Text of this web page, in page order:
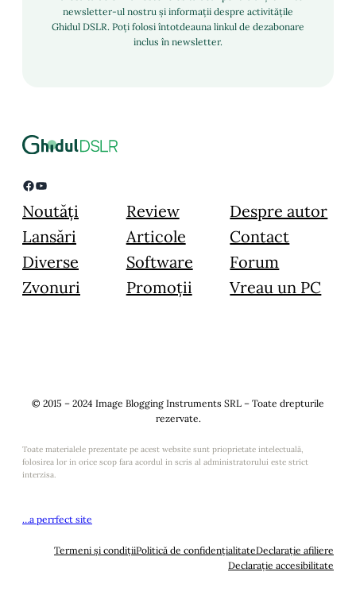
newsletter-ul nostru și informații despre activitățile
Ghidul DSLR. Poți folosi întotdeauna linkul de dezabonare
inclus în newsletter.
Facebook YouTube
Noutăți
Lansări
Diverse
Zvonuri
Review
Articole
Software
Promoții
Despre autor
Contact
Forum
Vreau un PC
© 2015 – 2024 Image Blogging Instruments SRL – Toate drepturile
rezervate.
Toate materialele prezentate pe acest website sunt prioprietate intelectuală,
folosirea lor in orice scop fara acordul in scris al administratorului este strict
interzisa.
…a perrfect site
Termeni și condițiiPolitică de confidențialitateDeclarație afiliere
Declarație accesibilitate